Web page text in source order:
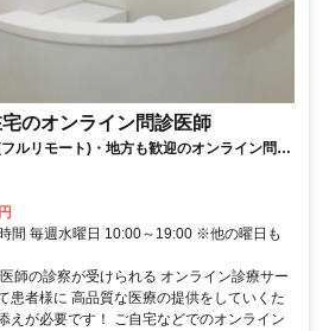
宅のオンライン問診医師
ルリモート)・地方も歓迎のオンライン問診
間 毎週水曜日 10:00～19:00 ※他の曜日も
師の診察が受けられる オンライン診療サー
患者様に 高品質な医療の提供をしていくた
えが必要です！ ご自宅などでのオンライン